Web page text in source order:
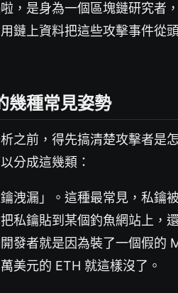
，是身為一個區塊鏈研究者
鏈上資料把這些攻擊事件從
幾種常見姿勢
之前，得先搞清楚攻擊者是
分成這幾類：
洩漏」。這種最常見，私鑰
私鑰貼到某個釣魚網站上，
發者就是因為裝了一個假的
美元的 ETH 就這樣沒了。